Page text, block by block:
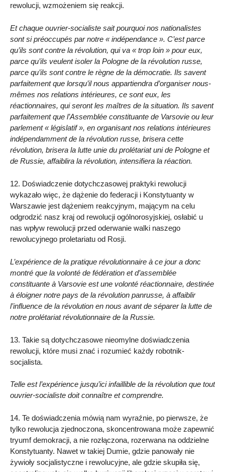
rewolucji, wzmożeniem się reakcji.
Et chaque ouvrier-socialiste sait pourquoi nos nationalistes
sont si préoccupés par notre « indépendance ». C’est parce
qu’ils sont contre la révolution, qui va « trop loin » pour eux,
parce qu’ils veulent isoler la Pologne de la révolution russe,
parce qu’ils sont contre le règne de la démocratie. Ils savent
parfaitement que lorsqu’il nous appartiendra d’organiser nous-
mêmes nos relations intérieures, ce sont eux, les
réactionnaires, qui seront les maîtres de la situation. Ils savent
parfaitement que l’Assemblée constituante de Varsovie ou leur
parlement « législatif », en organisant nos relations intérieures
indépendamment de la révolution russe, brisera cette
révolution, brisera la lutte unie du prolétariat uni de Pologne et
de Russie, affaiblira la révolution, intensifiera la réaction.
12. Doświadczenie dotychczasowej praktyki rewolucji
wykazało więc, że dążenie do federacji i Konstytuanty w
Warszawie jest dążeniem reakcyjnym, mającym na celu
odgrodzić nasz kraj od rewolucji ogólnorosyjskiej, osłabić u
nas wpływ rewolucji przed oderwanie walki naszego
rewolucyjnego proletariatu od Rosji.
L’expérience de la pratique révolutionnaire à ce jour a donc
montré que la volonté de fédération et d’assemblée
constituante à Varsovie est une volonté réactionnaire, destinée
à éloigner notre pays de la révolution panrusse, à affaiblir
l’influence de la révolution en nous avant de séparer la lutte de
notre prolétariat révolutionnaire de la Russie.
13. Takie są dotychczasowe nieomylne doświadczenia
rewolucji, które musi znać i rozumieć każdy robotnik-
socjalista.
Telle est l’expérience jusqu’ici infaillible de la révolution que tout
ouvrier-socialiste doit connaître et comprendre.
14. Te doświadczenia mówią nam wyraźnie, po pierwsze, że
tylko rewolucja zjednoczona, skoncentrowana może zapewnić
tryumf demokracji, a nie rozłączona, rozerwana na oddzielne
Konstytuanty. Nawet w takiej Dumie, gdzie panowały nie
żywioły socjalistyczne i rewolucyjne, ale gdzie skupiła się,